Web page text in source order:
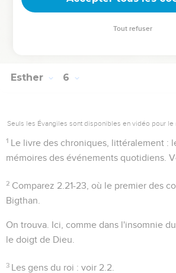
Esther 6
Seuls les Évangiles sont disponibles en vidéo pour le
1 Le livre des chroniques , littéralement :
mémoires des événements quotidiens .
2 Comparez 2.21-23 , où le premier des
Bigthan.
On trouva . Ici, comme dans l'insomnie
le doigt de Dieu.
3 Les gens du roi : voir 2.2
Tout refuser